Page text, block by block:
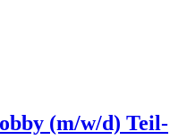
(m/w/d) Teil-